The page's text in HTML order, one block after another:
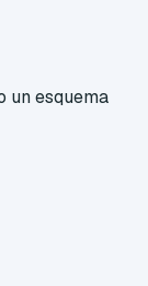
un esquema